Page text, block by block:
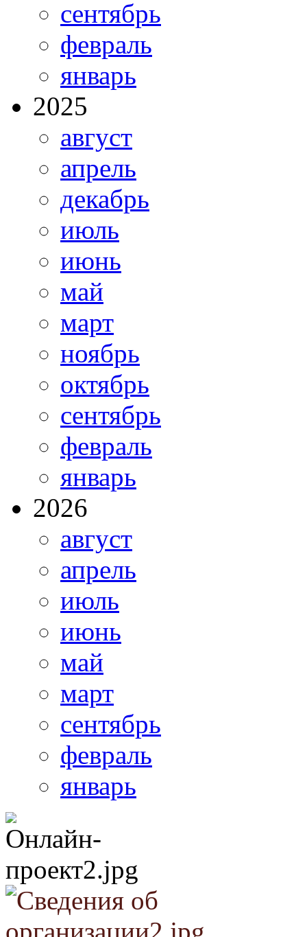
сентябрь
февраль
январь
2025
август
апрель
декабрь
июль
июнь
май
март
ноябрь
октябрь
сентябрь
февраль
январь
2026
август
апрель
июль
июнь
май
март
сентябрь
февраль
январь